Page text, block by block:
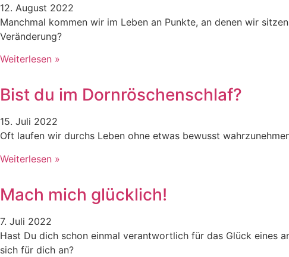
12. August 2022
Manchmal kommen wir im Leben an Punkte, an denen wir
Veränderung?
Weiterlesen »
Bist du im Dornröschenschlaf?
15. Juli 2022
Oft laufen wir durchs Leben ohne etwas bewusst
Weiterlesen »
Mach mich glücklich!
7. Juli 2022
Hast Du dich schon einmal verantwortlich für das Glück eines
sich für dich an?